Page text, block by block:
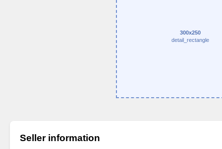
300x250
detail_rectangle
Seller information